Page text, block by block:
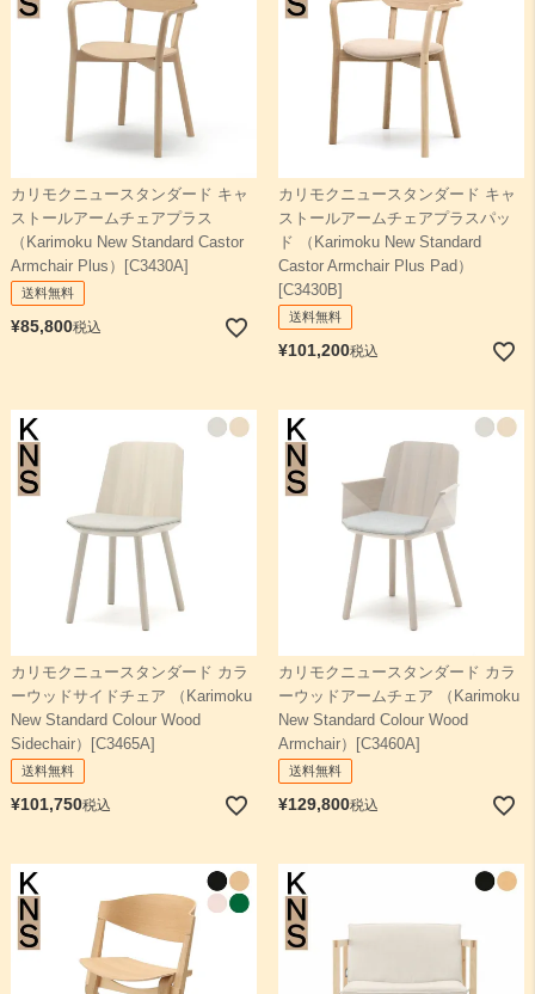
カリモクニュースタンダード キャ
ストールアームチェアプラス
（Karimoku New Standard Castor
Armchair Plus）[C3430A]
送料無料
¥85,800税込
カリモクニュースタンダード キャ
ストールアームチェアプラスパッ
ド （Karimoku New Standard
Castor Armchair Plus Pad）
[C3430B]
送料無料
¥101,200税込
カリモクニュースタンダード カラ
ーウッドサイドチェア （Karimoku
New Standard Colour Wood
Sidechair）[C3465A]
送料無料
¥101,750税込
カリモクニュースタンダード カラ
ーウッドアームチェア （Karimoku
New Standard Colour Wood
Armchair）[C3460A]
送料無料
¥129,800税込